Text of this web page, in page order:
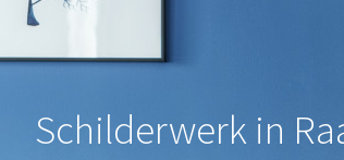
Schilderwerk in